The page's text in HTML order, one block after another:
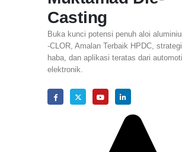
Casting
Buka kunci potensi penuh aloi
-CLOR, Amalan Terbaik HPDC,
haba, dan aplikasi teratas dari
elektronik.